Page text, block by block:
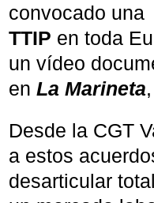
convocado
TTIP en toda
un vídeo
en La Marineta
Desde la CGT
a estos
desarticular